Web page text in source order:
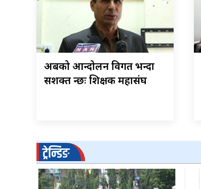
अबको आन्दोलन विगत भन्दा
सशक्त हुन्छः शिक्षक महासंघ
ट्रेन्डिङ